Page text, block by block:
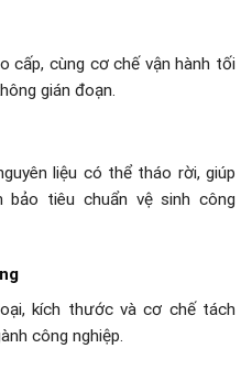
cấp, cùng cơ chế vận hành tối
gián đoạn.
liệu có thể tháo rời, giúp
bảo tiêu chuẩn vệ sinh công
kích thước và cơ chế tách
công nghiệp.